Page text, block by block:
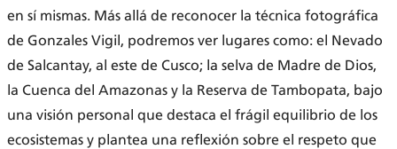
en sí mismas. Más allá de reconocer la técnica fotográfica
de Gonzales Vigil, podremos ver lugares como: el Nevado
de Salcantay, al este de Cusco; la selva de Madre de Dios,
la Cuenca del Amazonas y la Reserva de Tambopata, bajo
una visión personal que destaca el frágil equilibrio de los
ecosistemas y plantea una reflexión sobre el respeto que